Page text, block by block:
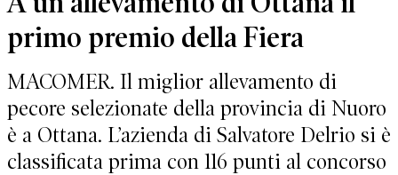
primo premio della Fiera
MACOMER. Il miglior allevamento di
pecore selezionate della provincia di Nuoro
è a Ottana. L’azienda di Salvatore Delrio si è
classificata prima con 116 punti al concorso